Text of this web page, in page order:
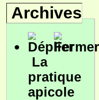
Archives
La
pratique
apicole